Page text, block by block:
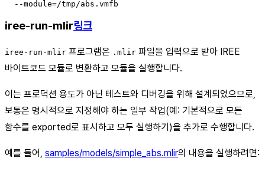
iree-run-mlir링크
iree-run-mlir 프로그램은 .mlir 파일을 입력으로 받아 IREE
바이트코드 모듈로 변환하고 모듈을 실행합니다.
이는 프로덕션 용도가 아닌 테스트와 디버깅을 위해 설계되었으므로,
보통은 명시적으로 지정해야 하는 일부 작업(예: 기본적으로 모든
함수를 exported로 표시하고 모두 실행하기)을 추가로 수행합니다.
예를 들어, samples/models/simple_abs.mlir의 내용을 실행하려면: